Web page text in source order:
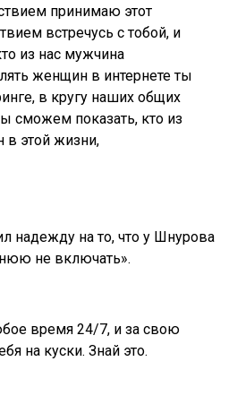
принимаю этот
встречусь с тобой, и
из нас мужчина
женщин в интернете ты
в кругу наших общих
сможем показать, кто из
в этой жизни,
надежду на то, что у Шнурова
не включать».
время 24/7, и за свою
на куски. Знай это.